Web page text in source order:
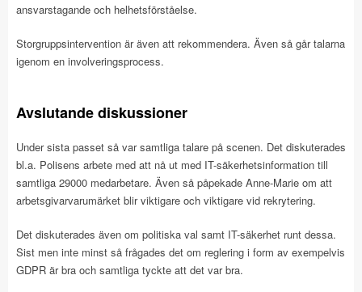
ansvarstagande och helhetsförståelse.
Storgruppsintervention är även att rekommendera. Även så går talarna
igenom en involveringsprocess.
Avslutande diskussioner
Under sista passet så var samtliga talare på scenen. Det diskuterades
bl.a. Polisens arbete med att nå ut med IT-säkerhetsinformation till
samtliga 29000 medarbetare. Även så påpekade Anne-Marie om att
arbetsgivarvarumärket blir viktigare och viktigare vid rekrytering.
Det diskuterades även om politiska val samt IT-säkerhet runt dessa.
Sist men inte minst så frågades det om reglering i form av exempelvis
GDPR är bra och samtliga tyckte att det var bra.